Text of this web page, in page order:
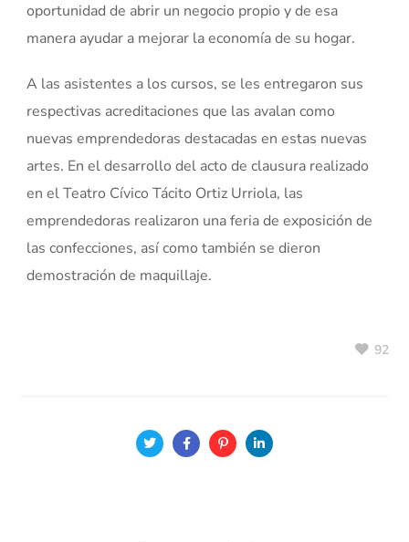
oportunidad de abrir un negocio propio y de esa
manera ayudar a mejorar la economía de su hogar.
A las asistentes a los cursos, se les entregaron sus
respectivas acreditaciones que las avalan como
nuevas emprendedoras destacadas en estas nuevas
artes. En el desarrollo del acto de clausura realizado
en el Teatro Cívico Tácito Ortiz Urriola, las
emprendedoras realizaron una feria de exposición de
las confecciones, así como también se dieron
demostración de maquillaje.
92